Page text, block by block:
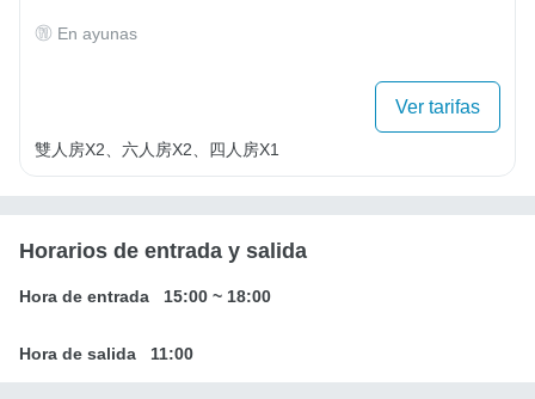
En ayunas
Ver tarifas
雙人房X2、六人房X2、四人房X1
Horarios de entrada y salida
Hora de entrada 15:00 ~ 18:00
Hora de salida 11:00